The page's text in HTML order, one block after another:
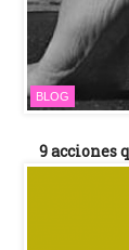
BLOG
9 acciones